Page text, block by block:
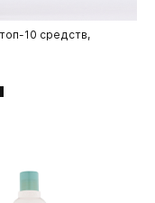
10 средств,